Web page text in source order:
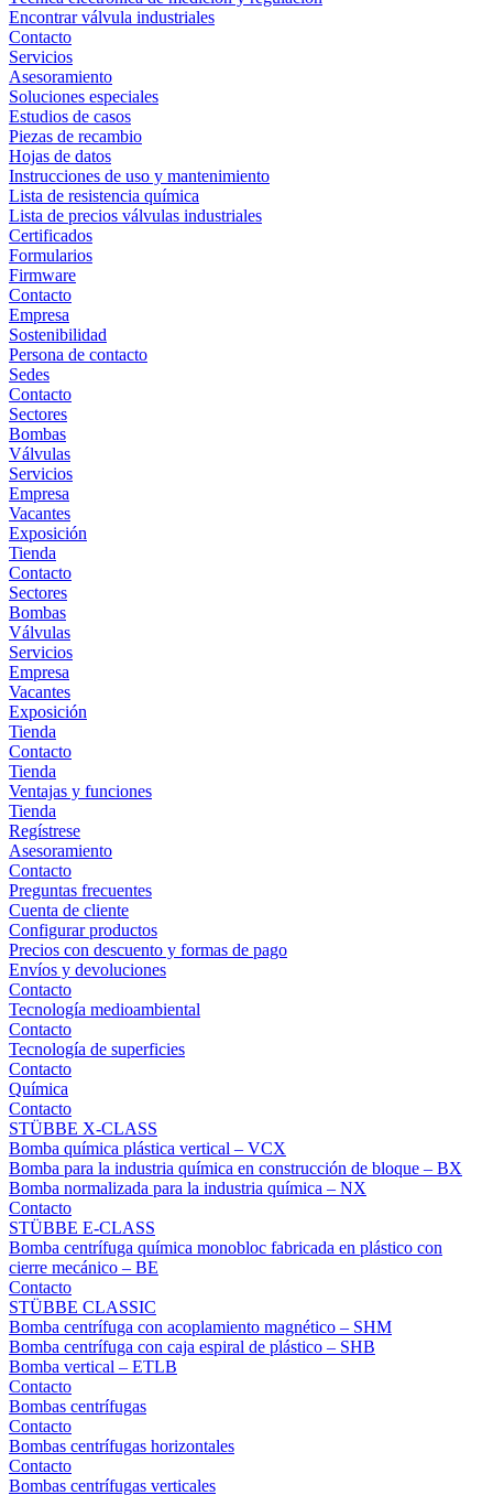
Encontrar válvula industriales
Contacto
Servicios
Asesoramiento
Soluciones especiales
Estudios de casos
Piezas de recambio
Hojas de datos
Instrucciones de uso y mantenimiento
Lista de resistencia química
Lista de precios válvulas industriales
Certificados
Formularios
Firmware
Contacto
Empresa
Sostenibilidad
Persona de contacto
Sedes
Contacto
Sectores
Bombas
Válvulas
Servicios
Empresa
Vacantes
Exposición
Tienda
Contacto
Sectores
Bombas
Válvulas
Servicios
Empresa
Vacantes
Exposición
Tienda
Contacto
Tienda
Ventajas y funciones
Tienda
Regístrese
Asesoramiento
Contacto
Preguntas frecuentes
Cuenta de cliente
Configurar productos
Precios con descuento y formas de pago
Envíos y devoluciones
Contacto
Tecnología medioambiental
Contacto
Tecnología de superficies
Contacto
Química
Contacto
STÜBBE X-CLASS
Bomba química plástica vertical – VCX
Bomba para la industria química en construcción de bloque – BX
Bomba normalizada para la industria química – NX
Contacto
STÜBBE E-CLASS
Bomba centrífuga química monobloc fabricada en plástico con
cierre mecánico – BE
Contacto
STÜBBE CLASSIC
Bomba centrífuga con acoplamiento magnético – SHM
Bomba centrífuga con caja espiral de plástico – SHB
Bomba vertical – ETLB
Contacto
Bombas centrífugas
Contacto
Bombas centrífugas horizontales
Contacto
Bombas centrífugas verticales